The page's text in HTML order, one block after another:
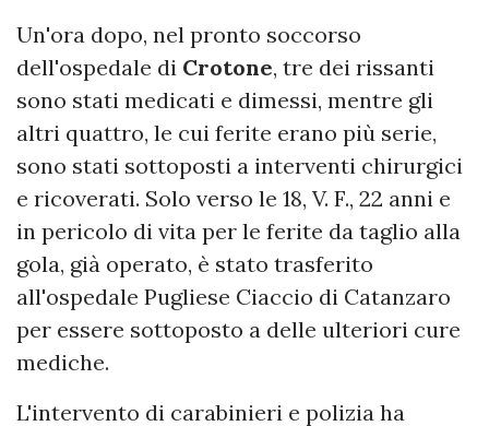
Un'ora dopo, nel pronto soccorso
dell'ospedale di Crotone, tre dei rissanti
sono stati medicati e dimessi, mentre gli
altri quattro, le cui ferite erano più serie,
sono stati sottoposti a interventi chirurgici
e ricoverati. Solo verso le 18, V. F., 22 anni e
in pericolo di vita per le ferite da taglio alla
gola, già operato, è stato trasferito
all'ospedale Pugliese Ciaccio di Catanzaro
per essere sottoposto a delle ulteriori cure
mediche.
L'intervento di carabinieri e polizia ha